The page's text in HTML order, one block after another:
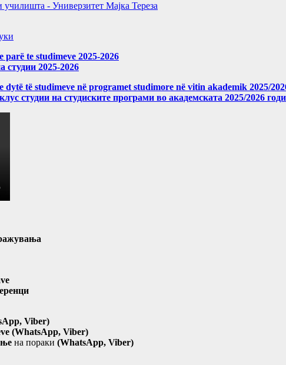
- Универзитет Мајка Тереза
te studimeve 2025-2026
студии 2025-2026
të studimeve në programet studimore në vitin akademik 2025/
студии на студиските програми во академската 2025/2026
Viber)
(WhatsApp, Viber)
на пораки (WhatsApp, Viber)